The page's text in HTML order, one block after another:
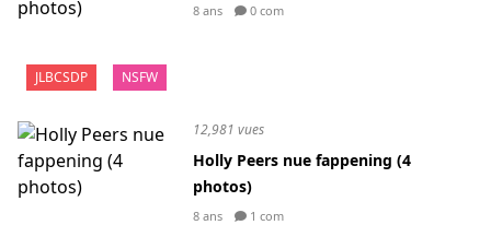
JLBCSDP NSFW
8 ans 0 com
12,981 vues
Holly Peers nue fappening (4
photos)
8 ans 1 com